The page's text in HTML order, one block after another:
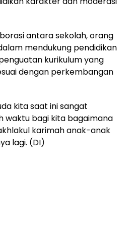
antara sekolah, orang
mendukung pendidikan
kurikulum yang
dengan perkembangan
kita saat ini sangat
waktu bagi kita bagaimana
karimah anak-anak
lagi. (DI)